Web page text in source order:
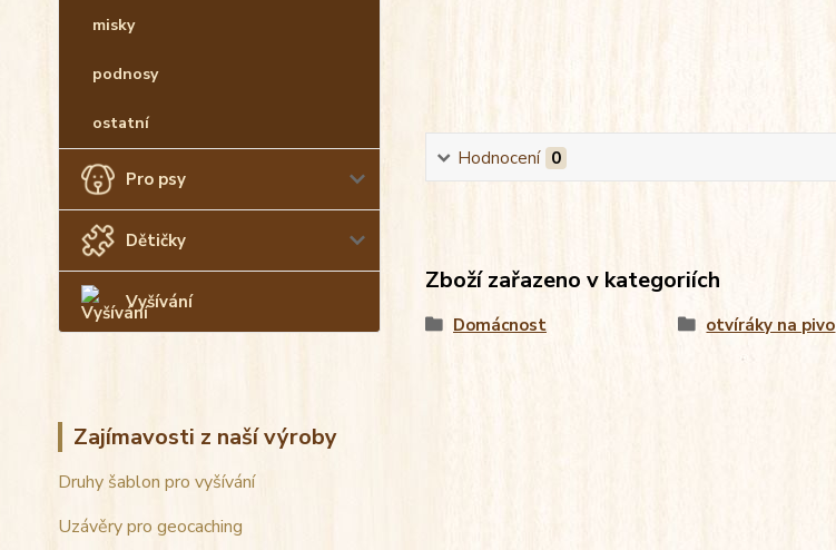
misky
podnosy
ostatní
Pro psy
Dětičky
Vyšívání
Zajímavosti z naší výroby
Druhy šablon pro vyšívání
Uzávěry pro geocaching
Hodnocení 0
Zboží zařazeno v kategoriích
Domácnost otvíráky na pivo